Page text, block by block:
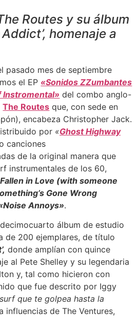
Routes y su álbum
homenaje a
pasado mes de septiembre
el EP «Sonidos ZZumbantes
Instromental» del combo anglo-
The Routes que, con sede en
encabeza Christopher Jack.
por «Ghost Highway
canciones
de la original manera que
instrumentales de los 60,
in Love (with someone
Gone Wrong
Annoys».
álbum de estudio
de 200 ejemplares, de título
donde amplían con quince
al Pete Shelley y su legendaria
y, tal como hicieron con
que fue descrito por Iggy
que te golpea hasta la
influencias de The Ventures,